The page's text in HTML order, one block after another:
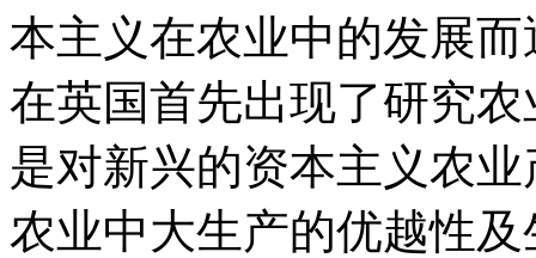
本主义在农业中的发展
在英国首先出现了研究
是对新兴的资本主义农
农业中大生产的优越性